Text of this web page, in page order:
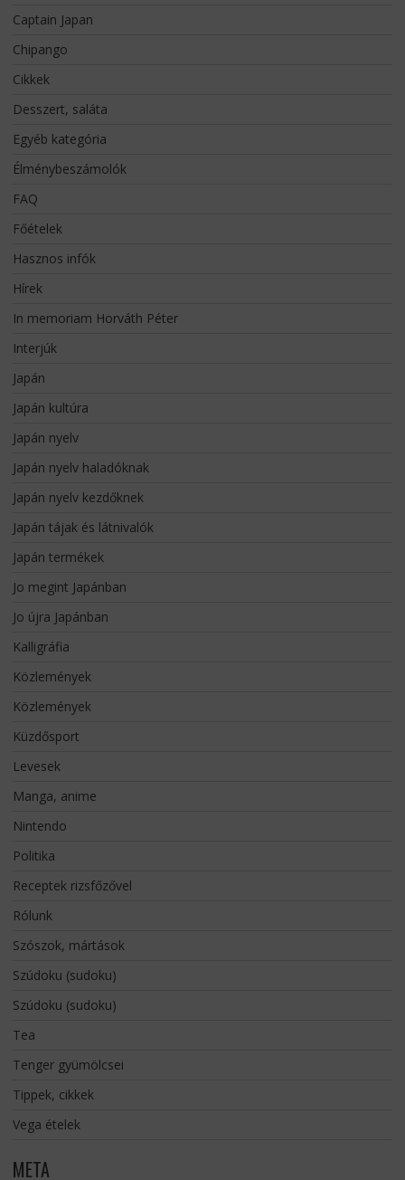
Captain Japan
Chipango
Cikkek
Desszert, saláta
Egyéb kategória
Élménybeszámolók
FAQ
Főételek
Hasznos infók
Hírek
In memoriam Horváth Péter
Interjúk
Japán
Japán kultúra
Japán nyelv
Japán nyelv haladóknak
Japán nyelv kezdőknek
Japán tájak és látnivalók
Japán termékek
Jo megint Japánban
Jo újra Japánban
Kalligráfia
Közlemények
Közlemények
Küzdősport
Levesek
Manga, anime
Nintendo
Politika
Receptek rizsfőzővel
Rólunk
Szószok, mártások
Szúdoku (sudoku)
Szúdoku (sudoku)
Tea
Tenger gyümölcsei
Tippek, cikkek
Vega ételek
META